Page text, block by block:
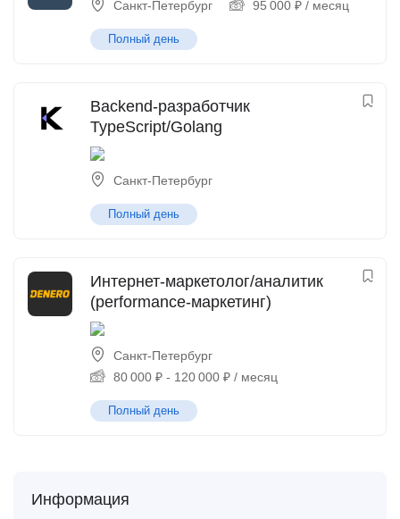
Санкт-Петербург 95 000 ₽ / месяц
Полный день
Backend-разработчик
TypeScript/Golang
Санкт-Петербург
Полный день
Интернет-маркетолог/аналитик
(performance-маркетинг)
Санкт-Петербург
80 000 ₽ - 120 000 ₽ / месяц
Полный день
Информация